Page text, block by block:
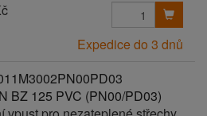
Expedice do 3 dnů
BZ 125 PVC (PN00/PD03)